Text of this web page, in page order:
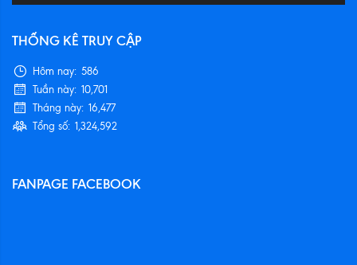
THỐNG KÊ TRUY CẬP
Hôm nay: 586
Tuần này: 10,701
Tháng này: 16,477
Tổng số: 1,324,592
FANPAGE FACEBOOK